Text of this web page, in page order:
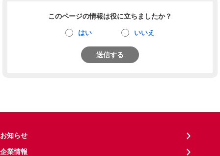
このページの情報は役に立ちましたか？
はい いいえ
送信する
お知らせ
企業情報